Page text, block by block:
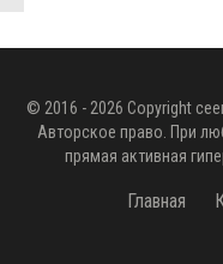
© 2016 - 2026 Copyright
Авторское право. При
прямая активная
Главная